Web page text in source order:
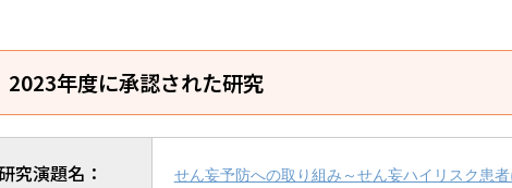
2023年度に承認された研究
究演題名：
せん妄予防への取り組み～せん妄ハイリスク患